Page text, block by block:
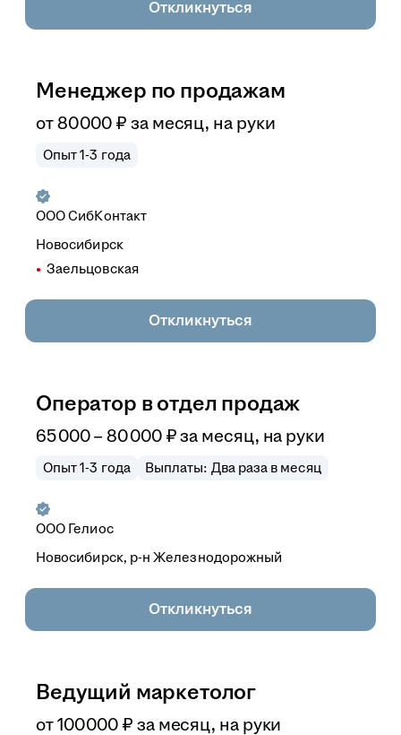
Откликнуться
Менеджер по продажам
от80 000 ₽ за месяц, на руки
Опыт 1-3 года
ОООСибКонтакт
Новосибирск
Заельцовская
Откликнуться
Оператор в отдел продаж
65 000–80 000 ₽ за месяц, на руки
Опыт 1-3 года Выплаты: Два раза в месяц
ООО Гелиос
Новосибирск, р-н Железнодорожный
Откликнуться
Ведущий маркетолог
от100 000 ₽ за месяц, на руки